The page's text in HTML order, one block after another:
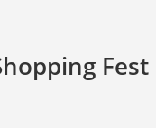
Fest